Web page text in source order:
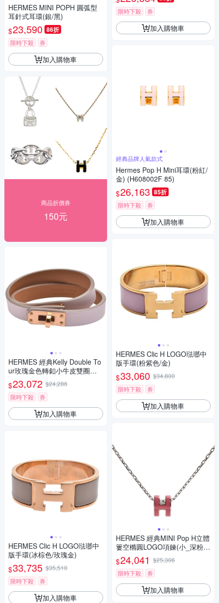
HERMES MINI POPH 圓弧型
耳針式耳環(銀/黑)
$23,590 86折
限時下殺 券
加入購物車
商品折價券
150元
HERMES 經典Kelly Double To
ur玫瑰金色轉釦小牛皮雙圈手
環(淡紫色)
$23,072 $24,286
限時下殺
券
加入購物車
HERMES Clic H LOGO琺瑯中
版手環(冰棕色/玫瑰金)
$33,735 $35,510
限時下殺
券
加入購物車
限時下殺 券
加入購物車
經典品牌人氣款式
Hermes Pop H Mini耳環(粉紅/
金) (H608002F 85)
$26,163 85折
限時下殺 券
加入購物車
HERMES Clic H LOGO琺瑯中
版手環(粉紫色/金)
$33,060 $34,800
限時下殺
券
加入購物車
HERMES 經典MINI Pop H立體
簍空橢圓LOGO項鍊(小_深粉
紅/銀色)
$24,041 $25,306
限時下殺
券
加入購物車